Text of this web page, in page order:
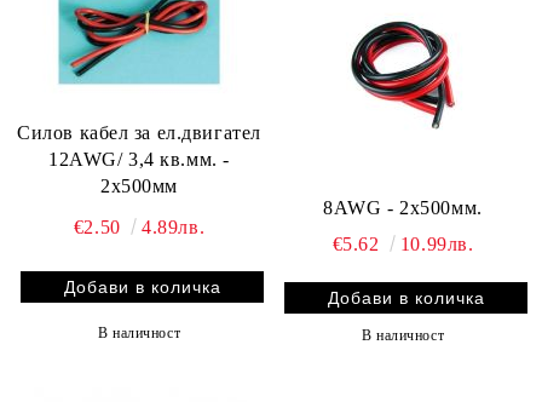
Силов кабел за ел.двигател
12AWG/ 3,4 кв.мм. -
2x500мм
€2.50 4.89лв.
В наличност
8AWG - 2x500мм.
€5.62
10.99лв.
В наличност